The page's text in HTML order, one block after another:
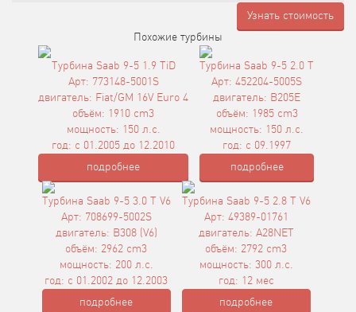
Узнать стоимость
Похожие турбины
Турбина Saab 9-5 1.9 TiD
Арт: 773148-5001S
двигатель: Fiat/GM 16V Euro 4
объём: 1910 cm3
мощность: 150 л.с.
год: с 01.2005 до 12.2010
подробнее
Турбина Saab 9-5 2.0 T
Арт: 452204-5005S
двигатель: B205E
объём: 1985 cm3
мощность: 150 л.с.
год: с 09.1997
подробнее
Турбина Saab 9-5 3.0 T V6
Арт: 708699-5002S
двигатель: B308 (V6)
объём: 2962 cm3
мощность: 200 л.с.
год: с 01.2002 до 12.2003
подробнее
Турбина Saab 9-5 2.8 T V6
Арт: 49389-01761
двигатель: A28NET
объём: 2792 cm3
мощность: 300 л.с.
год: 12 мес
подробнее